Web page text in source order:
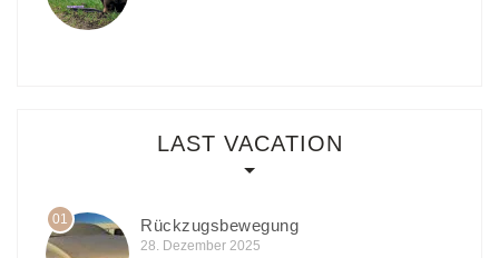
LAST VACATION
01 Rückzugsbewegung
28. Dezember 2025